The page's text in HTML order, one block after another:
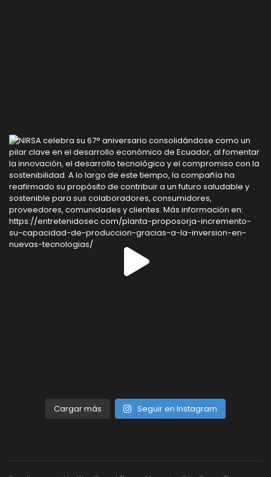
Cargar más Seguir en Instagram